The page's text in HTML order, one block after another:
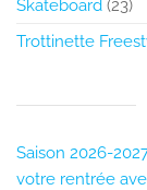
Skateboard (23)
Trottinette
Saison 2026-
votre rentrée